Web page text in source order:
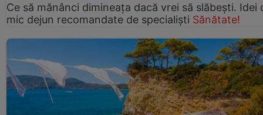
Ce să mănânci dimineața dacă vrei să slăbești. Idei
mic dejun recomandate de specialiști Sănătate!